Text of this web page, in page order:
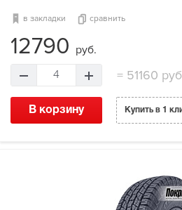
в закладки сравнить
12790 руб.
4 = 51160
В корзину Купить в 1